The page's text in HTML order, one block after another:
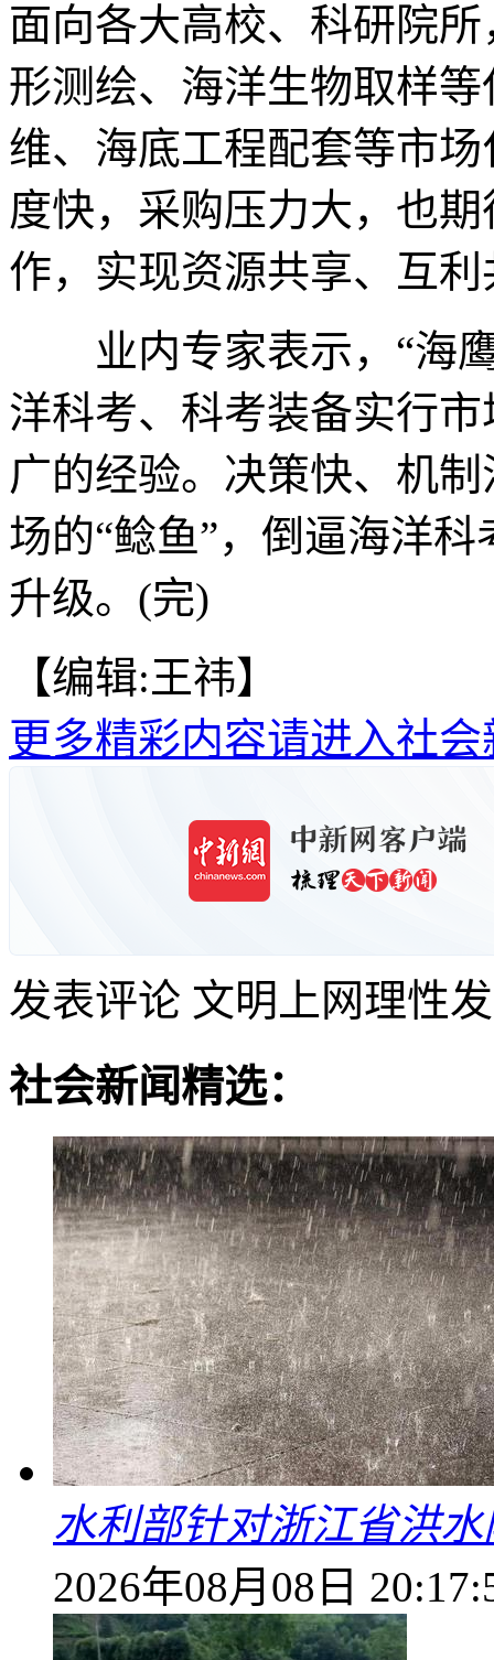
面向各大高校、科研院
形测绘、海洋生物取样
维、海底工程配套等市
度快，采购压力大，也
作，实现资源共享、互利
业内专家表示，“海鹰
洋科考、科考装备实行
广的经验。决策快、机
场的“鲶鱼”，倒逼海洋
升级。(完)
【编辑:王祎】
更多精彩内容请进入社会
发表评论 文明上网理性
社会新闻精选：
水利部针对浙江省洪
2026年08月08日